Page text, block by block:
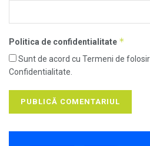
Politica de confidentialitate *
Sunt de acord cu Termeni de
Confidentialitate.